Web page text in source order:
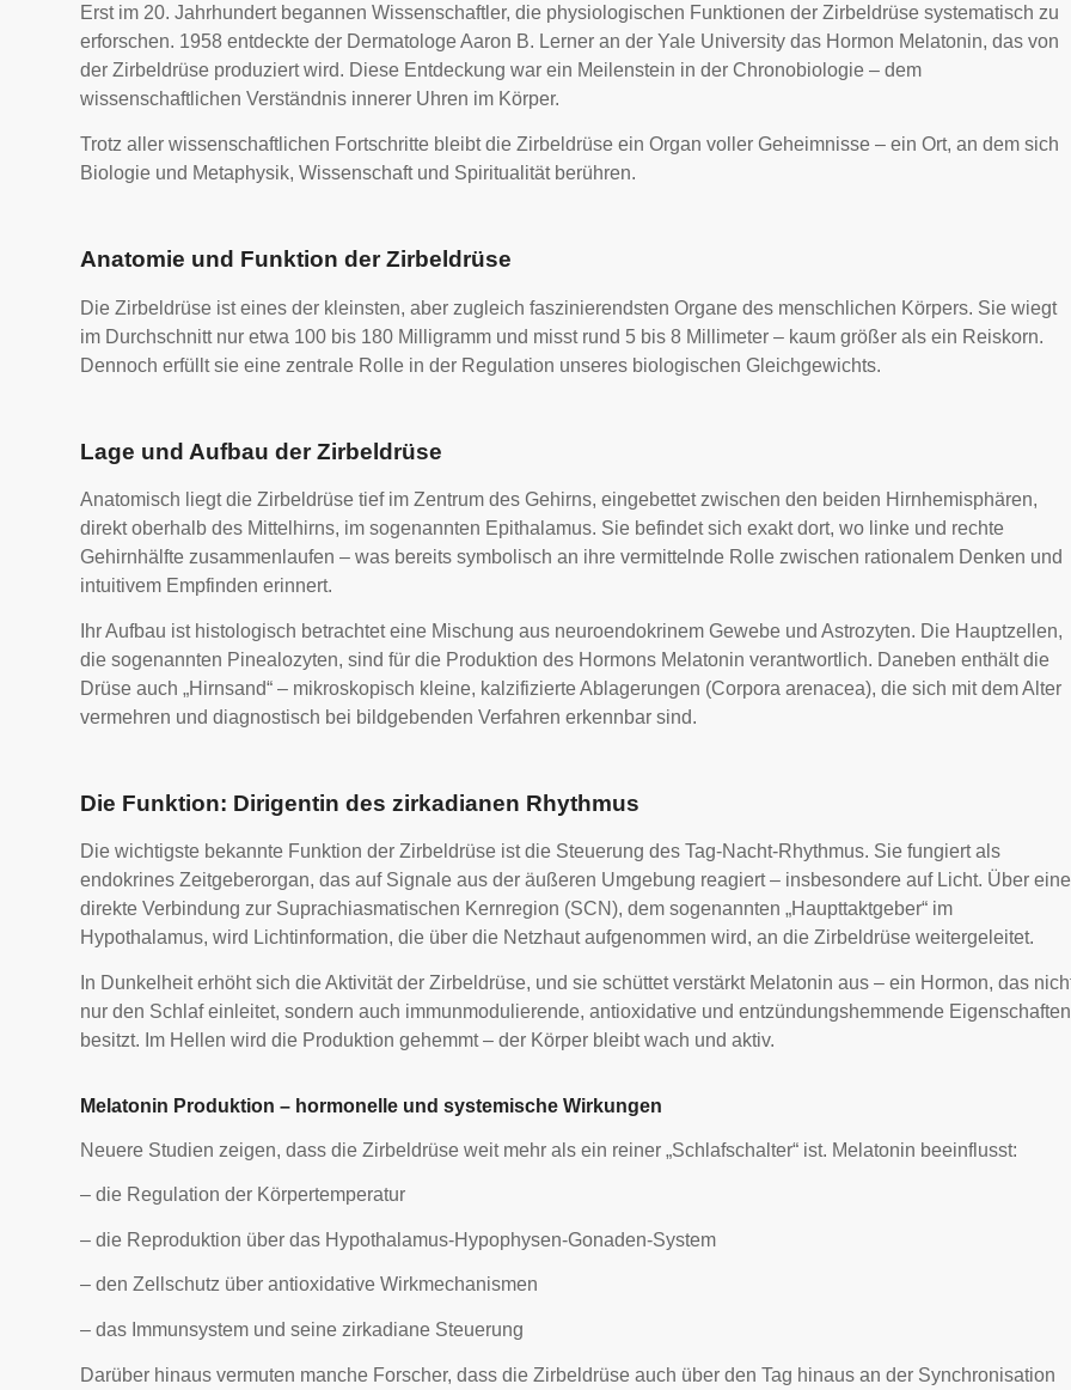
Erst im 20. Jahrhundert begannen Wissenschaftler, die physiologischen Funktionen der Zirbeldrüse systematisch zu
erforschen. 1958 entdeckte der Dermatologe Aaron B. Lerner an der Yale University das Hormon Melatonin, das von
der Zirbeldrüse produziert wird. Diese Entdeckung war ein Meilenstein in der Chronobiologie – dem
wissenschaftlichen Verständnis innerer Uhren im Körper.
Trotz aller wissenschaftlichen Fortschritte bleibt die Zirbeldrüse ein Organ voller Geheimnisse – ein Ort, an dem sich
Biologie und Metaphysik, Wissenschaft und Spiritualität berühren.
Anatomie und Funktion der Zirbeldrüse
Die Zirbeldrüse ist eines der kleinsten, aber zugleich faszinierendsten Organe des menschlichen Körpers. Sie wiegt
im Durchschnitt nur etwa 100 bis 180 Milligramm und misst rund 5 bis 8 Millimeter – kaum größer als ein Reiskorn.
Dennoch erfüllt sie eine zentrale Rolle in der Regulation unseres biologischen Gleichgewichts.
Lage und Aufbau der Zirbeldrüse
Anatomisch liegt die Zirbeldrüse tief im Zentrum des Gehirns, eingebettet zwischen den beiden Hirnhemisphären,
direkt oberhalb des Mittelhirns, im sogenannten Epithalamus. Sie befindet sich exakt dort, wo linke und rechte
Gehirnhälfte zusammenlaufen – was bereits symbolisch an ihre vermittelnde Rolle zwischen rationalem Denken und
intuitivem Empfinden erinnert.
Ihr Aufbau ist histologisch betrachtet eine Mischung aus neuroendokrinem Gewebe und Astrozyten. Die Hauptzellen,
die sogenannten Pinealozyten, sind für die Produktion des Hormons Melatonin verantwortlich. Daneben enthält die
Drüse auch „Hirnsand“ – mikroskopisch kleine, kalzifizierte Ablagerungen (Corpora arenacea), die sich mit dem Alter
vermehren und diagnostisch bei bildgebenden Verfahren erkennbar sind.
Die Funktion: Dirigentin des zirkadianen Rhythmus
Die wichtigste bekannte Funktion der Zirbeldrüse ist die Steuerung des Tag-Nacht-Rhythmus. Sie fungiert als
endokrines Zeitgeberorgan, das auf Signale aus der äußeren Umgebung reagiert – insbesondere auf Licht. Über eine
direkte Verbindung zur Suprachiasmatischen Kernregion (SCN), dem sogenannten „Haupttaktgeber“ im
Hypothalamus, wird Lichtinformation, die über die Netzhaut aufgenommen wird, an die Zirbeldrüse weitergeleitet.
In Dunkelheit erhöht sich die Aktivität der Zirbeldrüse, und sie schüttet verstärkt Melatonin aus – ein Hormon, das
nur den Schlaf einleitet, sondern auch immunmodulierende, antioxidative und entzündungshemmende Eigenschaften
besitzt. Im Hellen wird die Produktion gehemmt – der Körper bleibt wach und aktiv.
Melatonin Produktion – hormonelle und systemische Wirkungen
Neuere Studien zeigen, dass die Zirbeldrüse weit mehr als ein reiner „Schlafschalter“ ist. Melatonin beeinflusst:
– die Regulation der Körpertemperatur
– die Reproduktion über das Hypothalamus-Hypophysen-Gonaden-System
– den Zellschutz über antioxidative Wirkmechanismen
– das Immunsystem und seine zirkadiane Steuerung
Darüber hinaus vermuten manche Forscher, dass die Zirbeldrüse auch über den Tag hinaus an der Synchronisation